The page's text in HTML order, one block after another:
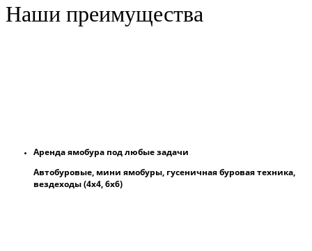
Наши преимущества
Аренда ямобура под любые задачи
Автобуровые, мини ямобуры, гусеничная буровая техника,
вездеходы (4х4, 6х6)